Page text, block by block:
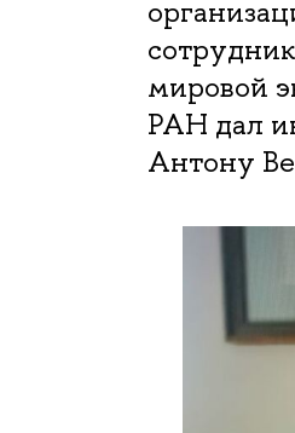
мировой
РАН дал
Антону